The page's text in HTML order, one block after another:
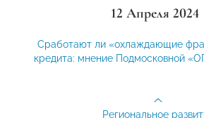
12 Апреля 2024
Сработают ли «охлаждающие
кредита: мнение Подмосковной
Региональное